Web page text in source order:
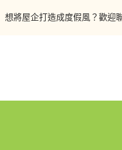
想將屋企打造成度假風？歡迎